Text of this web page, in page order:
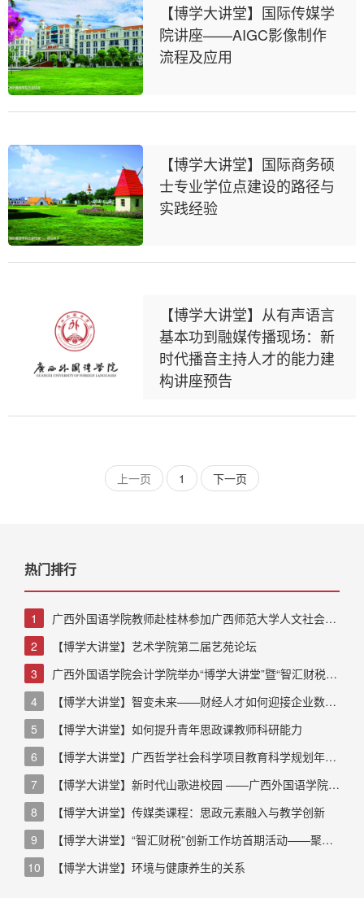
【博学大讲堂】国际传媒学
院讲座——AIGC影像制作
流程及应用
【博学大讲堂】国际商务硕
士专业学位点建设的路径与
实践经验
【博学大讲堂】从有声语言
基本功到融媒传播现场：新
时代播音主持人才的能力建
构讲座预告
上一页 1 下一页
热门排行
1
广西外国语学院教师赴桂林参加广西师范大学人文社会科
学独秀青年暑期高级研修班（第一期）
2
【博学大讲堂】艺术学院第二届艺苑论坛
3
广西外国语学院会计学院举办“博学大讲堂”暨“智汇财税”
创新工作坊首期活动——聚焦“以评促建，加快财会类专业教育
教学改革与发展”
4
【博学大讲堂】智变未来——财经人才如何迎接企业数智
化浪潮
5
【博学大讲堂】如何提升青年思政课教师科研能力
6
【博学大讲堂】广西哲学社会科学项目教育科学规划年度
课题选题研讨与申报书撰写指导
7
【博学大讲堂】新时代山歌进校园 ——广西外国语学院教
育学院开展“博学大讲堂活动”
8
【博学大讲堂】传媒类课程：思政元素融入与教学创新
9
【博学大讲堂】“智汇财税”创新工作坊首期活动——聚焦
“以评促建，加快财会类专业教育教学改革与发展”
10 【博学大讲堂】环境与健康养生的关系